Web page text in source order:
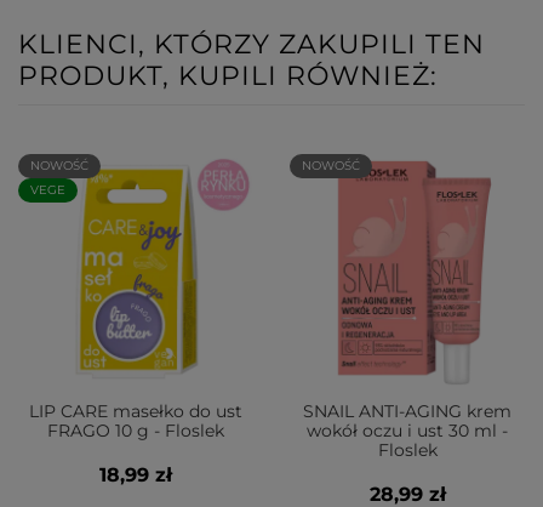
KLIENCI, KTÓRZY ZAKUPILI TEN
PRODUKT, KUPILI RÓWNIEŻ:
NOWOŚĆ
VEGE
LIP CARE masełko do ust
FRAGO 10 g - Floslek
18,99 zł
NOWOŚĆ
SNAIL ANTI-AGING krem
wokół oczu i ust 30 ml -
Floslek
28,99 zł